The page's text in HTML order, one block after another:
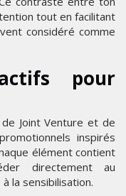
tout en facilitant
considéré comme
pour
Joint Venture et de
inspirés
élément contient
directement au
la sensibilisation.